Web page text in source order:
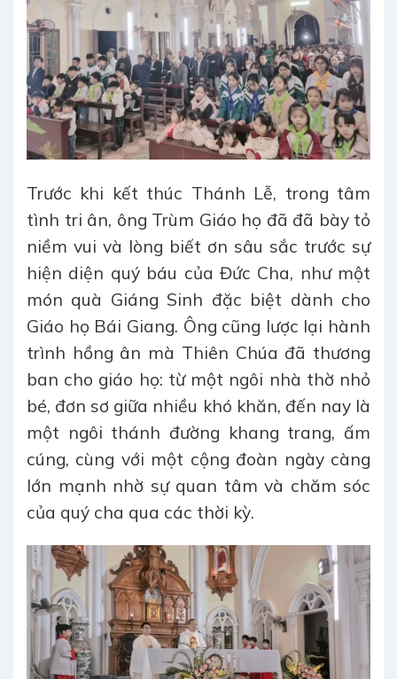
Trước khi kết thúc Thánh Lễ, trong tâm
tình tri ân, ông Trùm Giáo họ đã đã bày tỏ
niềm vui và lòng biết ơn sâu sắc trước sự
hiện diện quý báu của Đức Cha, như một
món quà Giáng Sinh đặc biệt dành cho
Giáo họ Bái Giang. Ông cũng lược lại hành
trình hồng ân mà Thiên Chúa đã thương
ban cho giáo họ: từ một ngôi nhà thờ nhỏ
bé, đơn sơ giữa nhiều khó khăn, đến nay là
một ngôi thánh đường khang trang, ấm
cúng, cùng với một cộng đoàn ngày càng
lớn mạnh nhờ sự quan tâm và chăm sóc
của quý cha qua các thời kỳ.